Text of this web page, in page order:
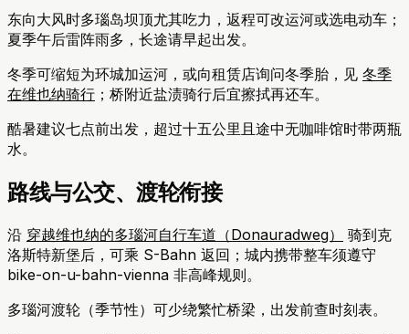
东向大风时多瑙岛坝顶尤其吃力，返程可改运河或选电动车；
夏季午后雷阵雨多，长途请早起出发。
冬季可缩短为环城加运河，或向租赁店询问冬季胎，见 冬季
在维也纳骑行 ；桥附近盐渍骑行后宜擦拭再还车。
酷暑建议七点前出发，超过十五公里且途中无咖啡馆时带两瓶
水。
路线与公交、渡轮衔接
沿 穿越维也纳的多瑙河自行车道（Donauradweg）
骑到克
洛斯特新堡后，可乘 S-Bahn 返回；城内携带整车须遵守
bike-on-u-bahn-vienna 非高峰规则。
多瑙河渡轮（季节性）可少绕繁忙桥梁，出发前查时刻表。